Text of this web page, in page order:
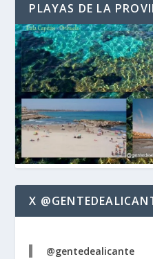
PLAYAS DE LA
X
@gentedealicante